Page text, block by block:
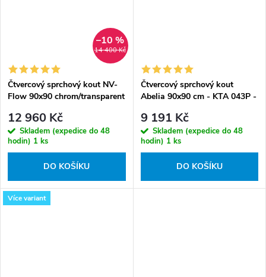
14 400 Kč
–10 %
Čtvercový sprchový kout NV-
Flow 90x90 chrom/transparent
12 960 Kč
Skladem (expedice do 48
hodin) 1 ks
DO KOŠÍKU
Čtvercový sprchový kout
Abelia 90x90 cm - KTA 043P -
9 191 Kč
Skladem (expedice do 48
hodin) 1 ks
DO KOŠÍKU
Více variant